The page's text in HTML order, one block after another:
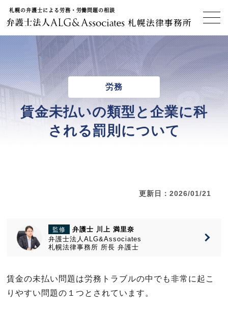
札幌の弁護士による労務・労働問題の相談
札幌法律事務所
労務
賃金未払いの類型と企業に科
される罰則について
更新日：2026/01/21
監修
弁護士 川上 満里奈
弁護士法人ALG&Associates
札幌法律事務所 所長 弁護士
賃金の未払い問題は労務トラブルの中でも非常に起こ
りやすい問題の１つとされています。